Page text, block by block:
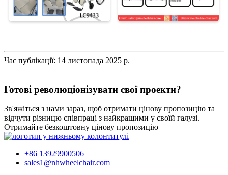
Час публікації: 14 листопада 2025 р.
Готові революціонізувати свої проекти?
Зв'яжіться з нами зараз, щоб отримати цінову пропозицію та
відчути різницю співпраці з найкращими у своїй галузі.
Отримайте безкоштовну цінову пропозицію
+86 13929900506
sales1@nhwheelchair.com